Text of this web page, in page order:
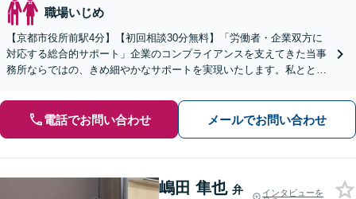
職場いじめ
【京都市役所前駅4分】【初回相談30分無料】「労働者・企業双方に
対応する総合的サポート」企業のコンプライアンスを支えてきた当事
務所ならではの、きめ細やかなサポートを実現いたします。私ととも
電話でお問い合わせ メールでお問い合わせ
嶋田 隼也 弁
インタビューを